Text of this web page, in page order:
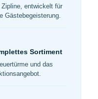
entwickelt für
Gästebegeisterung.
Sortiment
und das